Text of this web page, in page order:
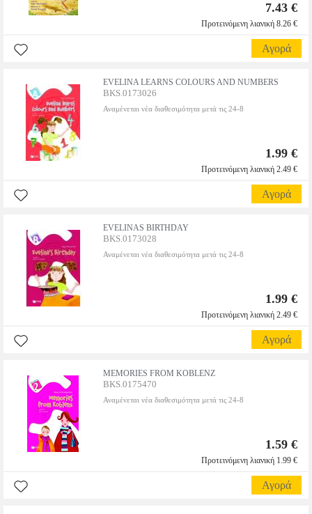
7.43 €
Προτεινόμενη λιανική 8.26 €
Αγορά
EVELINA LEARNS COLOURS AND NUMBERS
BKS.0173026
Αναμένεται νέα διαθεσιμότητα μετά τις 24-8
1.99 €
Προτεινόμενη λιανική 2.49 €
Αγορά
EVELINAS BIRTHDAY
BKS.0173028
Αναμένεται νέα διαθεσιμότητα μετά τις 24-8
1.99 €
Προτεινόμενη λιανική 2.49 €
Αγορά
MEMORIES FROM KOBLENZ
BKS.0175470
Αναμένεται νέα διαθεσιμότητα μετά τις 24-8
1.59 €
Προτεινόμενη λιανική 1.99 €
Αγορά